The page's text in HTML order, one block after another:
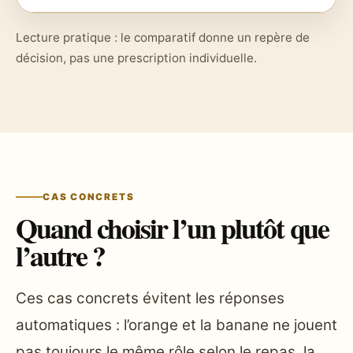
Lecture pratique : le comparatif donne un repère de
décision, pas une prescription individuelle.
CAS CONCRETS
Quand choisir l’un plutôt que
l’autre ?
Ces cas concrets évitent les réponses
automatiques : l’orange et la banane ne jouent